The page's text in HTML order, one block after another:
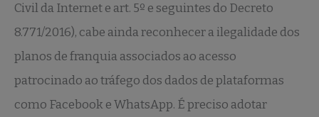
Civil da Internet e art. 5º e seguintes do Decreto
8.771/2016), cabe ainda reconhecer a ilegalidade dos
planos de franquia associados ao acesso
patrocinado ao tráfego dos dados de plataformas
como Facebook e WhatsApp. É preciso adotar